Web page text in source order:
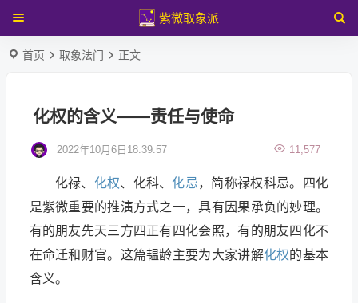
紫微取象派
首页 取象法门 正文
化权的含义——责任与使命
2022年10月6日18:39:57 11,577
化禄、 化权、化科、 化忌，简称禄权科忌。四化
是紫微重要的推演方式之一，具有因果承负的妙理。
有的朋友先天三方四正有四化会照，有的朋友四化不
在命迁和财官。这篇韫龄主要为大家讲解化权的基本
含义。